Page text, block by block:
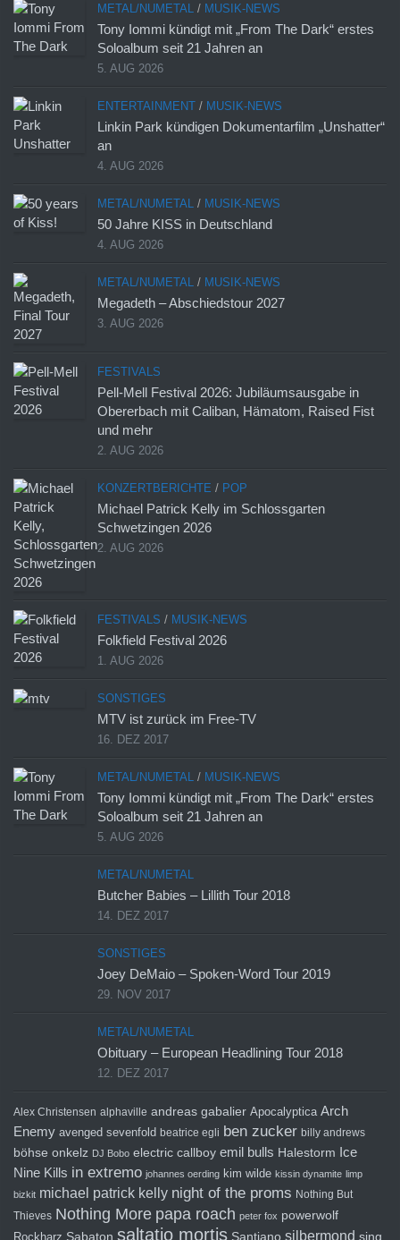
METAL/NUMETAL / MUSIK-NEWS
Tony Iommi kündigt mit „From The Dark“ erstes
Soloalbum seit 21 Jahren an
5. AUG 2026
ENTERTAINMENT / MUSIK-NEWS
Linkin Park kündigen Dokumentarfilm „Unshatter“
an
4. AUG 2026
METAL/NUMETAL / MUSIK-NEWS
50 Jahre KISS in Deutschland
4. AUG 2026
METAL/NUMETAL / MUSIK-NEWS
Megadeth – Abschiedstour 2027
3. AUG 2026
FESTIVALS
Pell-Mell Festival 2026: Jubiläumsausgabe in
Obererbach mit Caliban, Hämatom, Raised Fist
und mehr
2. AUG 2026
KONZERTBERICHTE / POP
Michael Patrick Kelly im Schlossgarten
Schwetzingen 2026
2. AUG 2026
FESTIVALS / MUSIK-NEWS
Folkfield Festival 2026
1. AUG 2026
SONSTIGES
MTV ist zurück im Free-TV
16. DEZ 2017
METAL/NUMETAL / MUSIK-NEWS
Tony Iommi kündigt mit „From The Dark“ erstes
Soloalbum seit 21 Jahren an
5. AUG 2026
METAL/NUMETAL
Butcher Babies – Lillith Tour 2018
14. DEZ 2017
SONSTIGES
Joey DeMaio – Spoken-Word Tour 2019
29. NOV 2017
METAL/NUMETAL
Obituary – European Headlining Tour 2018
12. DEZ 2017
Alex Christensen alphaville andreas gabalier Apocalyptica Arch
Enemy avenged sevenfold beatrice egli ben zucker billy andrews
böhse onkelz DJ Bobo electric callboy emil bulls Halestorm Ice
Nine Kills in extremo johannes oerding kim wilde kissin dynamite limp
bizkit michael patrick kelly night of the proms Nothing But
Thieves Nothing More papa roach peter fox powerwolf
Rockharz Sabaton saltatio mortis Santiano silbermond sing